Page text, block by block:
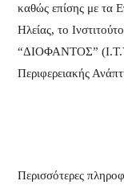
καθώς επίσης με τα
Ηλείας, το
“ΔΙΟΦΑΝΤΟΣ”
Περιφερειακής
Περισσότερες